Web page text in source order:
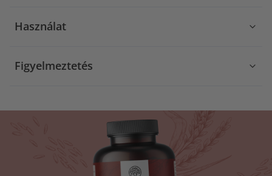
Használat
Figyelmeztetés